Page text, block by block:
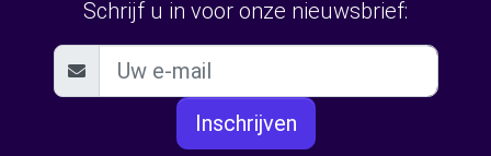
Schrijf u in voor onze nieuwsbrief:
Inschrijven